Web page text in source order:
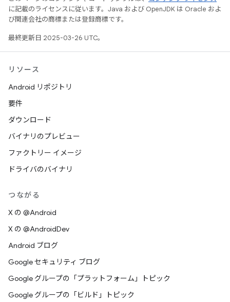
に記載のライセンスに従います。Java および OpenJDK は Oracle およ
び関連会社の商標または登録商標です。
最終更新日 2025-03-26 UTC。
リソース
Android リポジトリ
要件
ダウンロード
バイナリのプレビュー
ファクトリー イメージ
ドライバのバイナリ
つながる
X の @Android
X の @AndroidDev
Android ブログ
Google セキュリティ ブログ
Google グループの「プラットフォーム」トピック
Google グループの「ビルド」トピック